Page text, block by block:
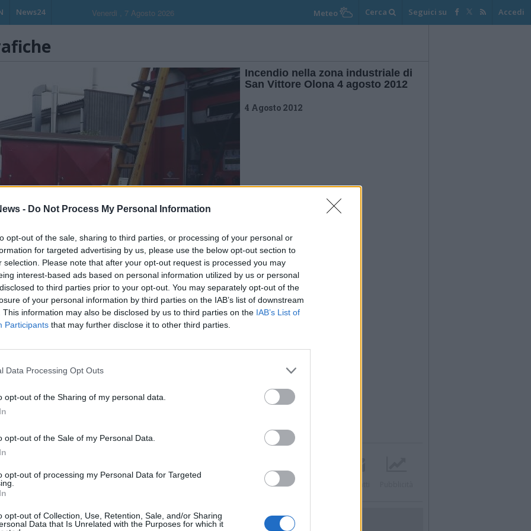
- Do Not Process My Personal Information
opt-out of the sale, sharing to third parties, or processing of your personal or
for targeted advertising by us, please use the below opt-out section to
selection. Please note that after your opt-out request is processed you may
interest-based ads based on personal information utilized by us or personal
to third parties prior to your opt-out. You may separately opt-out of the
of your personal information by third parties on the IAB’s list of downstream
This information may also be disclosed by us to third parties on the IAB’s List of
Participants that may further disclose it to other third parties.
Data Processing Opt Outs
opt-out of the Sharing of my personal data.
opt-out of the Sale of my Personal Data.
opt-out of processing my Personal Data for Targeted
opt-out of Collection, Use, Retention, Sale, and/or Sharing
Data that Is Unrelated with the Purposes for which it
News24 Venerdi , 7 Agosto 2026 Meteo Cerca Seguici su Accedi
1 di 10
Incendio nella zona industriale di
San Vittore Olona 4 agosto 2012
4 Agosto 2012
Twitter
MULTIMEDIA
Gallerie Fotografiche
COMUNITÀ
Foto dei lettori